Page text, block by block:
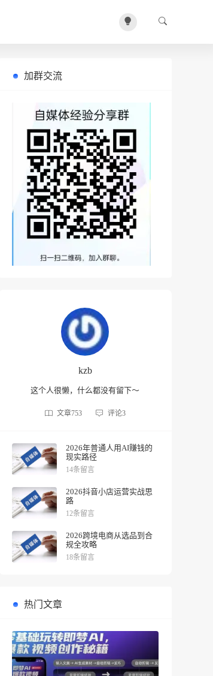
加群交流
kzb
这个人很懒，什么都没有留下～
文章753 评论3
2026年普通人用AI赚钱的
现实路径
14条留言
2026抖音小店运营实战思
路
12条留言
2026跨境电商从选品到合
规全攻略
18条留言
热门文章